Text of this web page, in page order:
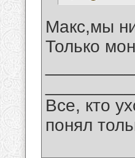
Макс,мы
Только
Все, кто
понял